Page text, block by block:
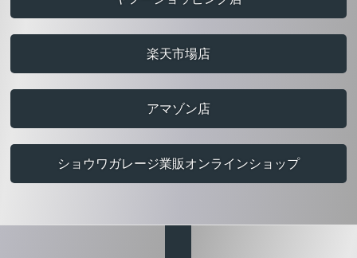
楽天市場店
アマゾン店
ショウワガレージ業販オンラインショップ